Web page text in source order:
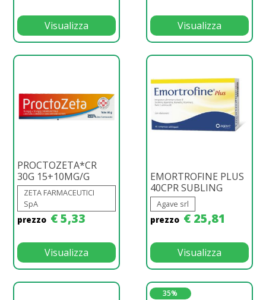
Visualizza Visualizza
PROCTOZETA*CR
30G 15+10MG/G
ZETA FARMACEUTICI
SpA
prezzo € 5,33
Visualizza
EMORTROFINE PLUS
40CPR SUBLING
Agave srl
prezzo € 25,81
Visualizza
35%